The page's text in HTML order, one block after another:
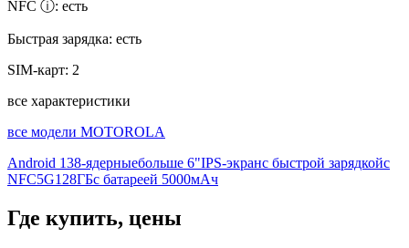
NFC ⓘ: есть
Быстрая зарядка: есть
SIM-карт: 2
все характеристики
все модели MOTOROLA
Android 138-ядерныебольше 6"IPS-экранс быстрой зарядкойс
NFC5G128ГБс батареей 5000мАч
Где купить, цены